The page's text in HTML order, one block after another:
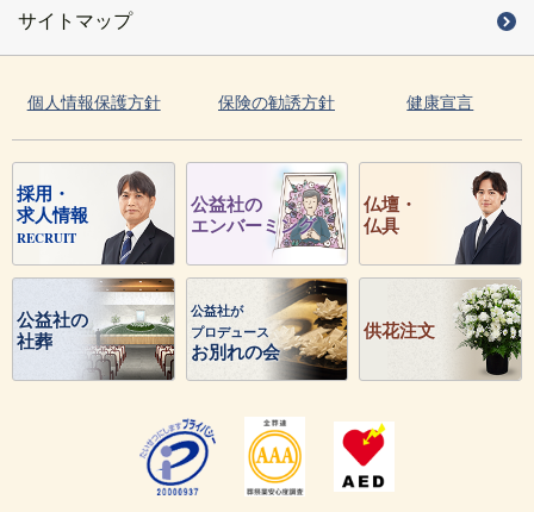
サイトマップ
個人情報保護方針 保険の勧誘方針 健康宣言
採用・
求人情報
RECRUIT
公益社の
エンバーミング
仏壇・
仏具
公益社の
社葬
公益社が
プロデュース
お別れの会
供花注文